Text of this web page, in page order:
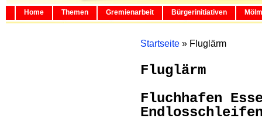
Home Themen Gremienarbeit Bürgerinitiativen
Startseite » Fluglärm
Fluglärm
Fluchhafen